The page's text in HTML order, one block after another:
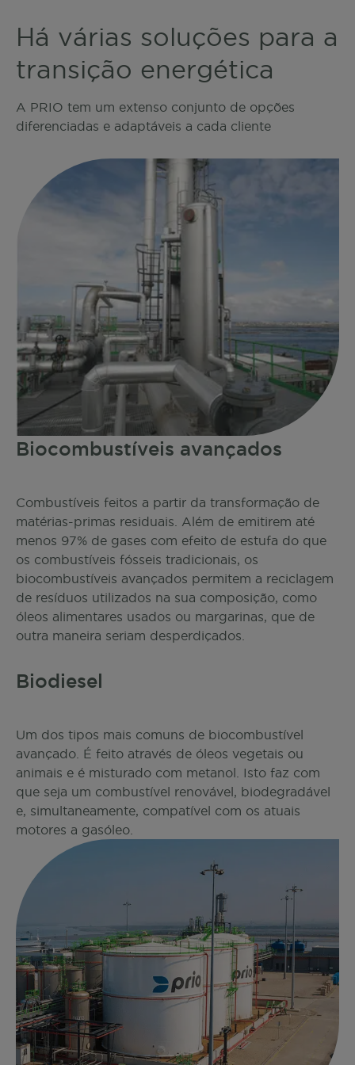
Há várias soluções para a
transição energética
A PRIO tem um extenso conjunto de opções
diferenciadas e adaptáveis a cada cliente
Biocombustíveis avançados
Combustíveis feitos a partir da transformação de
matérias-primas residuais. Além de emitirem até
menos 97% de gases com efeito de estufa do que
os combustíveis fósseis tradicionais, os
biocombustíveis avançados permitem a reciclagem
de resíduos utilizados na sua composição, como
óleos alimentares usados ou margarinas, que de
outra maneira seriam desperdiçados.
Biodiesel
Um dos tipos mais comuns de biocombustível
avançado. É feito através de óleos vegetais ou
animais e é misturado com metanol. Isto faz com
que seja um combustível renovável, biodegradável
e, simultaneamente, compatível com os atuais
motores a gasóleo.